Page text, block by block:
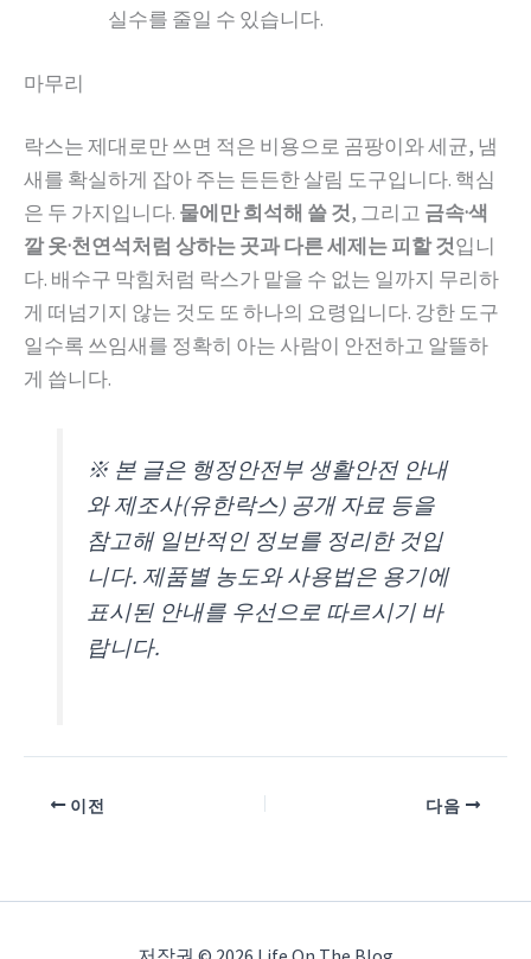
실수를 줄일 수 있습니다.
마무리
락스는 제대로만 쓰면 적은 비용으로 곰팡이와 세균, 냄
새를 확실하게 잡아 주는 든든한 살림 도구입니다. 핵심
은 두 가지입니다. 물에만 희석해 쓸 것, 그리고 금속·색
깔 옷·천연석처럼 상하는 곳과 다른 세제는 피할 것입니
다. 배수구 막힘처럼 락스가 맡을 수 없는 일까지 무리하
게 떠넘기지 않는 것도 또 하나의 요령입니다. 강한 도구
일수록 쓰임새를 정확히 아는 사람이 안전하고 알뜰하
게 씁니다.
※ 본 글은 행정안전부 생활안전 안내
와 제조사(유한락스) 공개 자료 등을
참고해 일반적인 정보를 정리한 것입
니다. 제품별 농도와 사용법은 용기에
표시된 안내를 우선으로 따르시기 바
랍니다.
이전 다음